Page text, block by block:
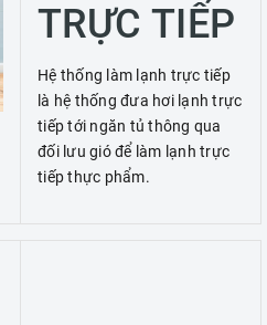
TRỰC TIẾP
Hệ thống làm lạnh trực tiếp
là hệ thống đưa hơi lạnh trực
tiếp tới ngăn tủ thông qua
đối lưu gió để làm lạnh trực
tiếp thực phẩm.